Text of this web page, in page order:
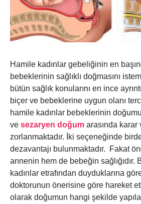
Hamile kadınlar gebeliğinin en
bebeklerinin sağlıklı doğmasını
bütün sağlık konularını en ince
biçer ve bebeklerine uygun olanı
hamile kadınlar bebeklerinin
ve sezaryen doğum arasında karar
zorlanmaktadır. İki seçeneğinde
dezavantajı bulunmaktadır. Fakat
annenin hem de bebeğin sağlığıdır.
kadınlar etrafından duyduklarına
doktorunun önerisine göre hareket
olarak doğumun hangi şekilde